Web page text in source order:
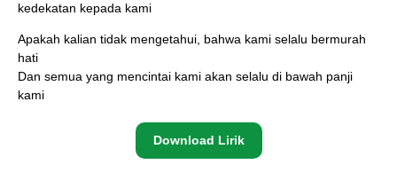
kedekatan kepada kami
Apakah kalian tidak mengetahui, bahwa kami selalu bermurah
hati
Dan semua yang mencintai kami akan selalu di bawah panji
kami
Download Lirik